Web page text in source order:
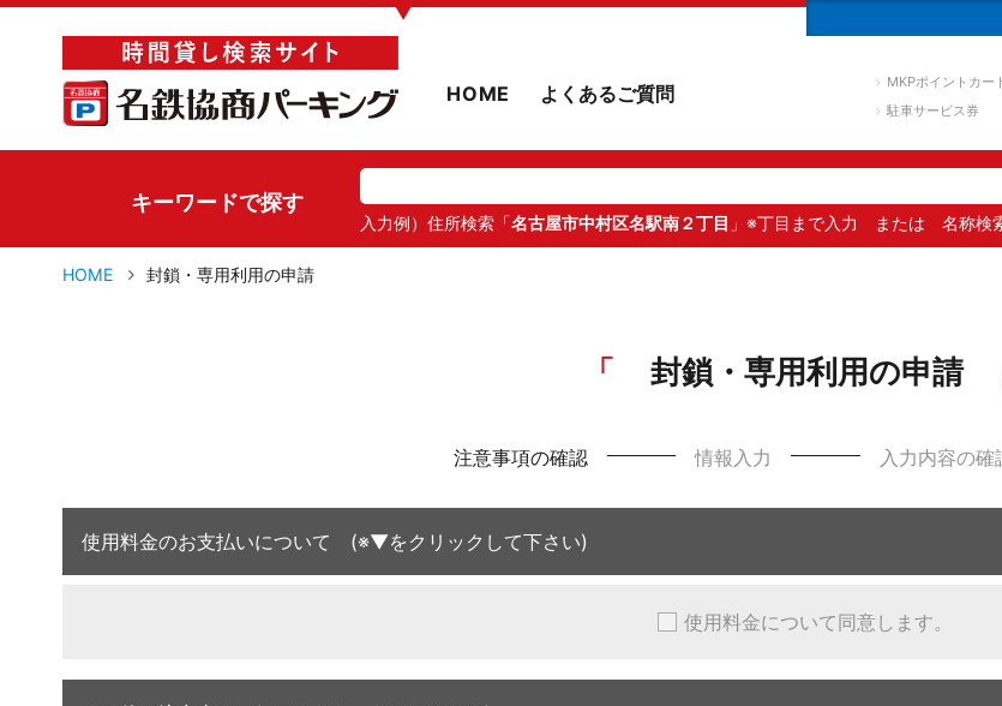
▼
HOME よくあるご質問 MKPポイントカー
駐車サービス券
キーワードで探す
入力例）住所検索「名古屋市中村区名駅南２丁目 」※丁目まで入力 または 名称検
HOME 封鎖・専用利用の申請
封鎖・専用利用の申請
注意事項の確認 情報入力 入力内容の確
使用料金のお支払いについて (※▼をクリックして下さい)
使用料金について同意します。